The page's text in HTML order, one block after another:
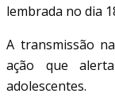
lembrada no dia
A transmissão
ação que
adolescentes.